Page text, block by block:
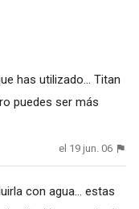
has utilizado... Titan
puedes ser más
el 19 jun. 06
con agua... estas